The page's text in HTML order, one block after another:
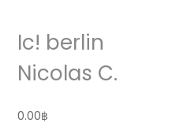
Ic! berlin
Nicolas C.
0.00฿